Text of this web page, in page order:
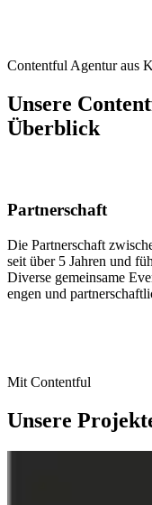
Contentful Agentur aus
Unsere
Überblick
Partnerschaft
Die Partnerschaft
seit über 5 Jahren und
Diverse gemeinsame
engen und
Mit Contentful
Unsere